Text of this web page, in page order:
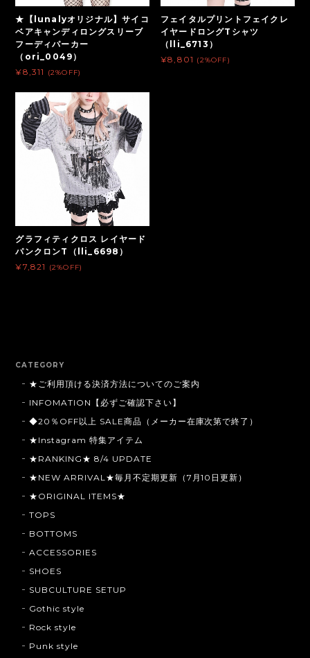
★【lunalyオリジナル】サイコ
ベアキャンディロングスリーブ
フーディパーカー
（ori_0049）
¥8,311
(2%OFF)
フェイタルプリントフェイクレ
イヤードロングTシャツ
（lli_6713）
¥8,801 (2%OFF)
グラフィティクロス レイヤード
パンクロンT（lli_6698）
¥7,821
(2%OFF)
CATEGORY
★ご利用頂ける決済方法についてのご案内
INFOMATION【必ずご確認下さい】
◆20％OFF以上 SALE商品（メーカー在庫次第で終了）
★Instagram 特集アイテム
★RANKING★ 8/4 UPDATE
★NEW ARRIVAL★毎月不定期更新（7月10日更新）
★ORIGINAL ITEMS★
TOPS
BOTTOMS
ACCESSORIES
SHOES
SUBCULTURE SETUP
Gothic style
Rock style
Punk style